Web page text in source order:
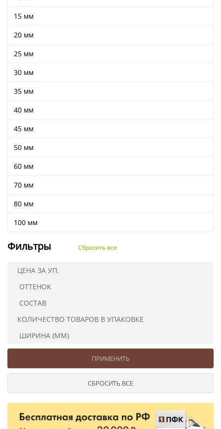
15 мм
20 мм
25 мм
30 мм
35 мм
40 мм
45 мм
50 мм
60 мм
70 мм
80 мм
100 мм
Фильтры Сбросить все
ЦЕНА ЗА УП.
ОТТЕНОК
СОСТАВ
КОЛИЧЕСТВО ТОВАРОВ В УПАКОВКЕ
ШИРИНА (ММ)
Шторные
Шнуры